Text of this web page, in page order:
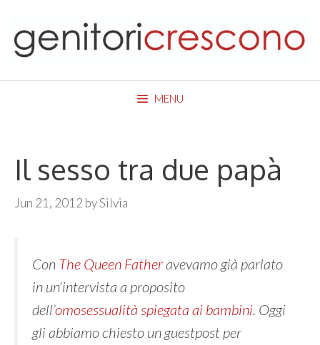
content
MENU
Il sesso tra due papà
Jun 21, 2012 bySilvia
Con The Queen Fatheravevamo già parlato
in un’intervista a proposito
dell’omosessualità spiegata ai bambini . Oggi
gli abbiamo chiesto un guestpost per